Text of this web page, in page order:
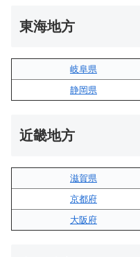
東海地方
岐阜県
静岡県
近畿地方
滋賀県
京都府
大阪府